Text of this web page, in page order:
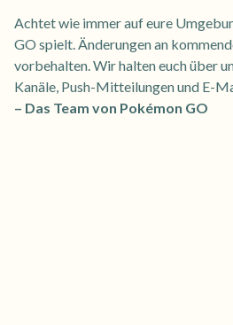
Achtet wie immer auf eure
GO spielt. Änderungen an
vorbehalten. Wir halten euch über
Kanäle, Push-Mitteilungen und E-
– Das Team von Pokémon GO